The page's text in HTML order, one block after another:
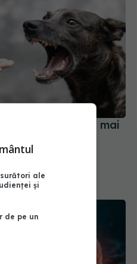
De ce rabia sperie mai
dezvăluiri
ale
și
de pe un